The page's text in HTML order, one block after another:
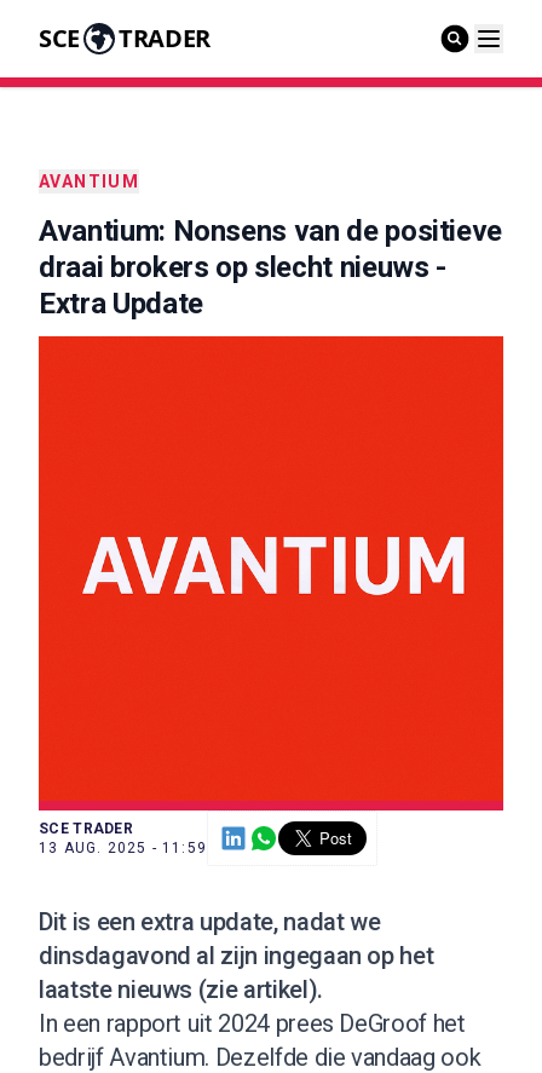
SCE TRADER
AVANTIUM
Avantium: Nonsens van de positieve
draai brokers op slecht nieuws -
Extra Update
SCE TRADER
13 AUG. 2025 - 11:59
Dit is een extra update, nadat we
dinsdagavond al zijn ingegaan op het
laatste nieuws (zie artikel).
In een rapport uit 2024 prees DeGroof het
bedrijf Avantium. Dezelfde die vandaag ook